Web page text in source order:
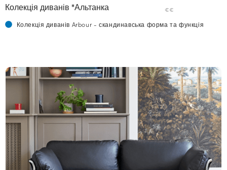
Колекція диванів "Альтанка €€
Колекція диванів Arbour - скандинавська форма та функція